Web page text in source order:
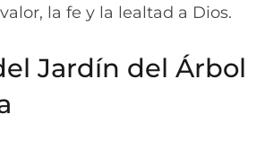
la fe y la lealtad a Dios.
Jardín del Árbol